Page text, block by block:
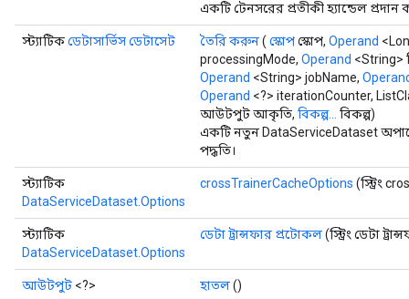
একটি টেনসরের প্রতীকী হ্যান্ডেল প্রদান
স্ট্যাটিকডেটাসার্ভিস ডেটাসেট তৈরি করুন( স্কোপস্কোপ, Operand
processingMode, Operand <String>
Operand <String> jobName,
Operand <?> iterationCounter,
আউটপুট আকৃতি, বিকল্প...
বিকল্প)
একটি নতুন DataServiceDataset
পদ্ধতি।
স্ট্যাটিক
DataServiceDataset.Options
crossTrainerCacheOptions (স্ট্রিং
স্ট্যাটিক
DataServiceDataset.Options
ডেটা ট্রান্সফার প্রটোকল(স্ট্রিং ডেটা
আউটপুট <?> হাতল()